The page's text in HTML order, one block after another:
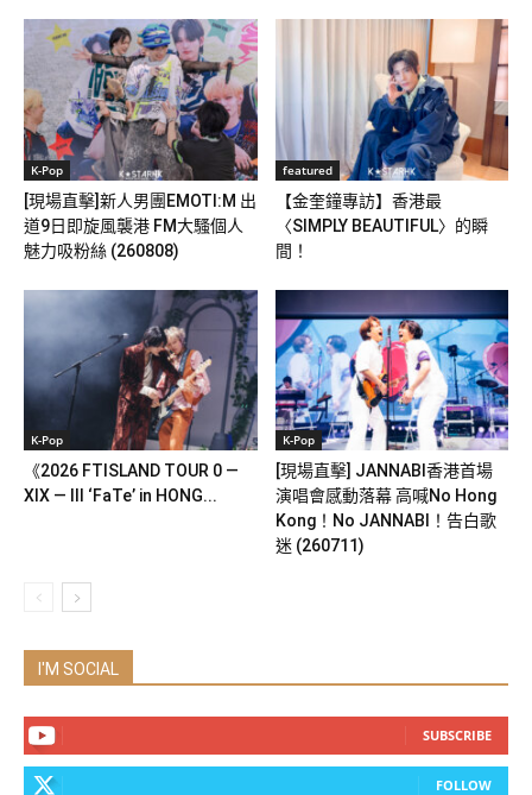
K-Pop
[現場直擊]新人男團EMOTI:M 出
道9日即旋風襲港 FM大騷個人
魅力吸粉絲 (260808)
featured
【金奎鐘專訪】香港最
〈SIMPLY BEAUTIFUL〉的瞬
間！
K-Pop
《2026 FTISLAND TOUR 0 —
XIX — III ‘FaTe’ in HONG...
K-Pop
[現場直擊] JANNABI香港首場
演唱會感動落幕 高喊No Hong
Kong！No JANNABI！告白歌
迷 (260711)
I'M SOCIAL
SUBSCRIBE
FOLLOW